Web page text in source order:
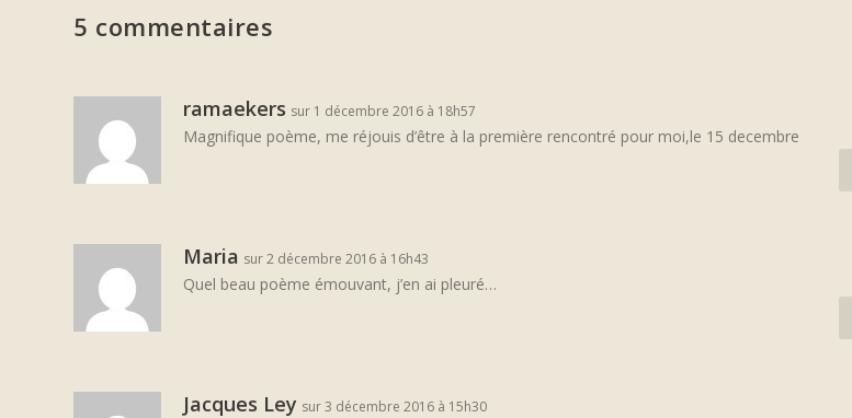
5 commentaires
ramaekers sur 1 décembre 2016 à 18h57
Magnifique poème, me réjouis d’être à la première rencontré pour moi,le 15 decembre
Maria sur 2 décembre 2016 à 16h43
Quel beau poème émouvant, j’en ai pleuré…
Jacques Ley sur 3 décembre 2016 à 15h30